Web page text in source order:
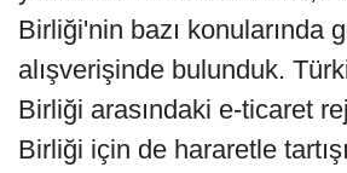
Birliği'nin bazı konularında
alışverişinde bulunduk.
Birliği arasındaki e-ticaret
Birliği için de hararetle